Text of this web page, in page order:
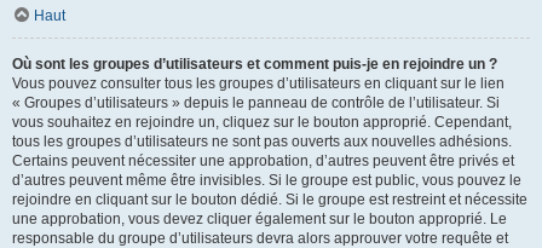
Haut
Où sont les groupes d’utilisateurs et comment puis-je en rejoindre un ?
Vous pouvez consulter tous les groupes d’utilisateurs en cliquant sur le lien
« Groupes d’utilisateurs » depuis le panneau de contrôle de l’utilisateur. Si
vous souhaitez en rejoindre un, cliquez sur le bouton approprié. Cependant,
tous les groupes d’utilisateurs ne sont pas ouverts aux nouvelles adhésions.
Certains peuvent nécessiter une approbation, d’autres peuvent être privés et
d’autres peuvent même être invisibles. Si le groupe est public, vous pouvez le
rejoindre en cliquant sur le bouton dédié. Si le groupe est restreint et nécessite
une approbation, vous devez cliquer également sur le bouton approprié. Le
responsable du groupe d’utilisateurs devra alors approuver votre requête et